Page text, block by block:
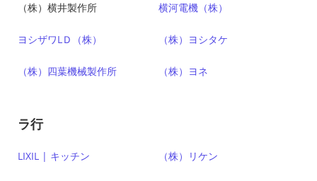
（株）横井製作所 横河電機（株）
ヨシザワLＤ（株） （株）ヨシタケ
（株）四葉機械製作所 （株）ヨネ
ラ行
LIXIL | キッチン （株）リケン